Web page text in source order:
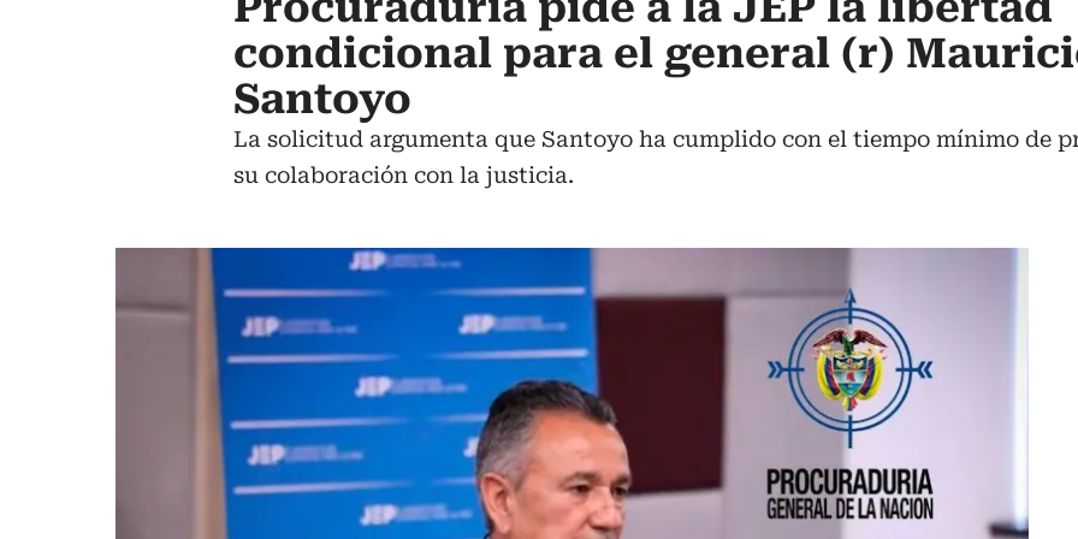
condicional para el general (r)
Santoyo
La solicitud argumenta que Santoyo ha cumplido con el tiempo mínimo de
su colaboración con la justicia.